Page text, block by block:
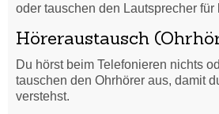
oder tauschen den Lautsprecher für
Höreraustausch
Du hörst beim Telefonieren nichts
tauschen den Ohrhörer aus, damit
verstehst.